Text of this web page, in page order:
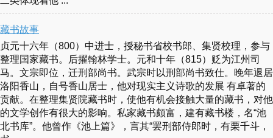
藏书故事
贞元十六年（800）中进士，授秘书省校书郎、集贤校理，参与
整理国家藏书。后擢翰林学士。元和十年（815）贬为江州司
马。文宗即位，迁刑部尚书。武宗时以刑部尚书致仕。晚年退居
洛阳香山，自号香山居士，他对现实主义诗歌的发展 有卓著的
贡献。在整理集贤院藏书时，使他有机会接触大量的藏书，对他
的文学创作有很大的影响。私家藏书颇富，建有藏书楼，名“池
北书库”。他曾作《池上篇》，言其“罢刑部侍郎时，有栗千斗，